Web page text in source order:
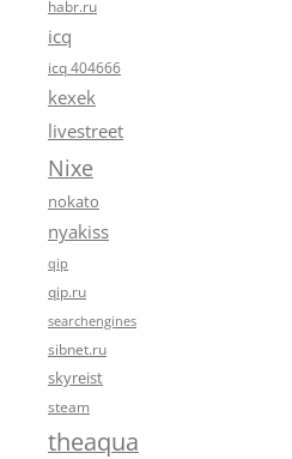
habr.ru
icq
icq 404666
kexek
livestreet
Nixe
nokato
nyakiss
qip
qip.ru
searchengines
sibnet.ru
skyreist
steam
theaqua